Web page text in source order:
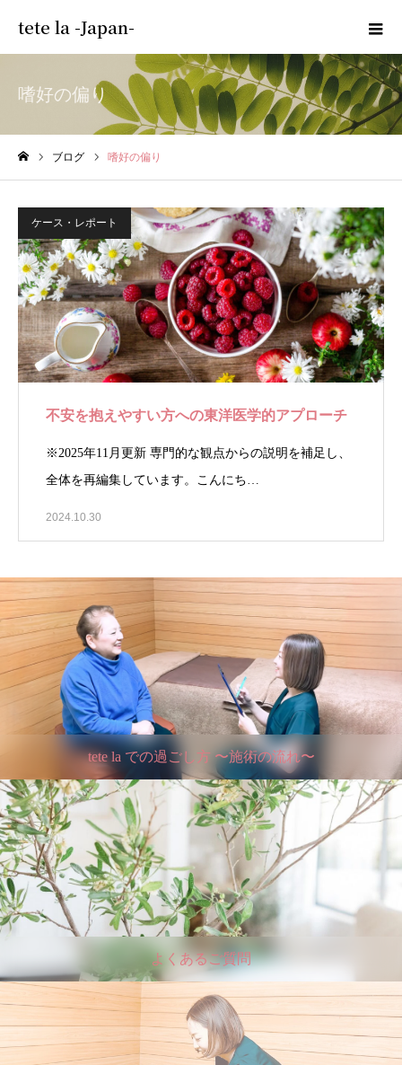
tete la -Japan-
嗜好の偏り
ブログ 嗜好の偏り
ケース・レポート
不安を抱えやすい方への東洋医学的アプローチ
※2025年11月更新 専門的な観点からの説明を補足し、
全体を再編集しています。こんにち…
2024.10.30
tete la での過ごし方 〜施術の流れ〜
よくあるご質問